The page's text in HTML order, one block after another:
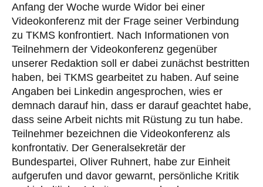
Anfang der Woche wurde Widor bei einer
Videokonferenz mit der Frage seiner Verbindung
zu TKMS konfrontiert. Nach Informationen von
Teilnehmern der Videokonferenz gegenüber
unserer Redaktion soll er dabei zunächst bestritten
haben, bei TKMS gearbeitet zu haben. Auf seine
Angaben bei Linkedin angesprochen, wies er
demnach darauf hin, dass er darauf geachtet habe,
dass seine Arbeit nichts mit Rüstung zu tun habe.
Teilnehmer bezeichnen die Videokonferenz als
konfrontativ. Der Generalsekretär der
Bundespartei, Oliver Ruhnert, habe zur Einheit
aufgerufen und davor gewarnt, persönliche Kritik